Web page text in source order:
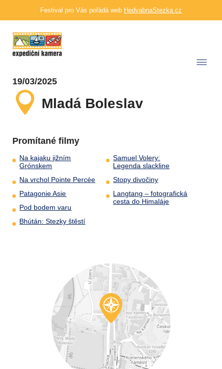
Festival pro Vás pořádá web HedvabnaStezka.cz
19/03/2025
Mladá Boleslav
Promítané filmy
Na kajaku jižním
Grónskem
Na vrchol Pointe Percée
Patagonie Asie
Pod bodem varu
Bhútán: Stezky štěstí
Samuel Volery:
Legenda slackline
Stopy divočiny
Langtang – fotografická
cesta do Himaláje